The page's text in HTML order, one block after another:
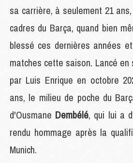
sa carrière, à seulement 21
cadres du Barça, quand bien
blessé ces dernières années
matches cette saison. Lancé
par Luis Enrique en octobre
ans, le milieu de poche du
d'Ousmane Dembélé, qui lui a
rendu hommage après la
Munich.